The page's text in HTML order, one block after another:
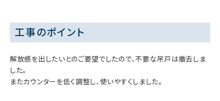
工事のポイント
解放感を出したいとのご要望でしたので、不要な吊戸は撤去しま
した。
またカウンターを低く調整し、使いやすくしました。